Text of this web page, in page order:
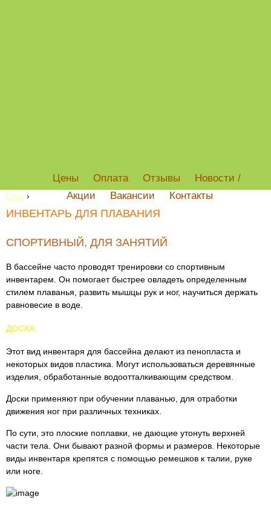
Цены Оплата Отзывы
Новости /
Акции
Вакансии Контакты
Блог ›
ИНВЕНТАРЬ ДЛЯ ПЛАВАНИЯ
СПОРТИВНЫЙ, ДЛЯ ЗАНЯТИЙ
В бассейне часто проводят тренировки со спортивным
инвентарем. Он помогает быстрее овладеть определенным
стилем плаванья, развить мышцы рук и ног, научиться держать
равновесие в воде.
ДОСКА
Этот вид инвентаря для бассейна делают из пенопласта и
некоторых видов пластика. Могут использоваться деревянные
изделия, обработанные водоотталкивающим средством.
Доски применяют при обучении плаванью, для отработки
движения ног при различных техниках.
По сути, это плоские поплавки, не дающие утонуть верхней
части тела. Они бывают разной формы и размеров. Некоторые
виды инвентаря крепятся с помощью ремешков к талии, руке
или ноге.